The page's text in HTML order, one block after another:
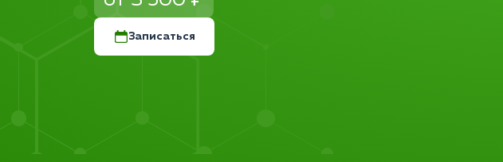
Записаться